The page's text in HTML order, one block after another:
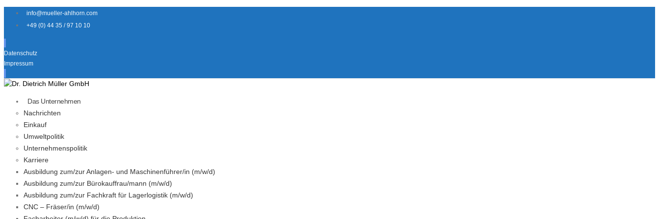
info@mueller-ahlhorn.com
+49 (0) 44 35 / 97 10 10
Datenschutz
Impressum
Das Unternehmen
Nachrichten
Einkauf
Umweltpolitik
Unternehmenspolitik
Karriere
Ausbildung zum/zur Anlagen- und Maschinenführer/in (m/w/d)
Ausbildung zum/zur Bürokauffrau/mann (m/w/d)
Ausbildung zum/zur Fachkraft für Lagerlogistik (m/w/d)
CNC – Fräser/in (m/w/d)